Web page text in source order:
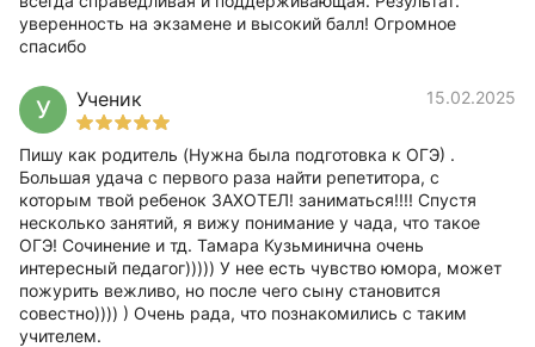
уверенность на экзамене и высокий балл! Огромное
спасибо
У Ученик 15.02.2025
Пишу как родитель (Нужна была подготовка к ОГЭ) .
Большая удача с первого раза найти репетитора, с
которым твой ребенок ЗАХОТЕЛ! заниматься!!!! Спустя
несколько занятий, я вижу понимание у чада, что такое
ОГЭ! Сочинение и тд. Тамара Кузьминична очень
интересный педагог))))) У нее есть чувство юмора, может
пожурить вежливо, но после чего сыну становится
совестно)))) ) Очень рада, что познакомились с таким
учителем.